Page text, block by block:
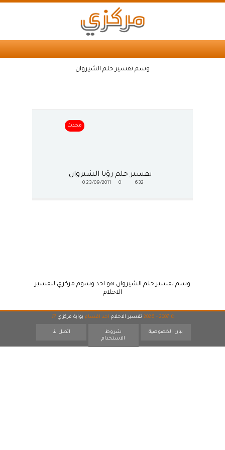
وسم تفسير حلم الشيروان
محدث
تفسير حلم رؤيا الشيروان
632
23/09/2011
0
وسم تفسير حلم الشيروان هو احد وسوم مركزي لتفسير
الاحلام
© 2007 - 2026 تفسير الاحلام احد اقسام بوابة مركزي 17
بيان الخصوصية
شروط
الاستخدام
اتصل بنا